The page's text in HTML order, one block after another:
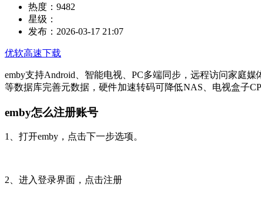
热度： 9482
星级：
发布： 2026-03-17 21:07
优软高速下载
emby支持Android、智能电视、PC多端同步，远程访问家庭
等数据库完善元数据，硬件加速转码可降低NAS、电视盒子
emby怎么注册账号
1、打开emby，点击下一步选项。
2、进入登录界面，点击注册